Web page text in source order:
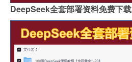
DeepSeek全套部署资料免费下载